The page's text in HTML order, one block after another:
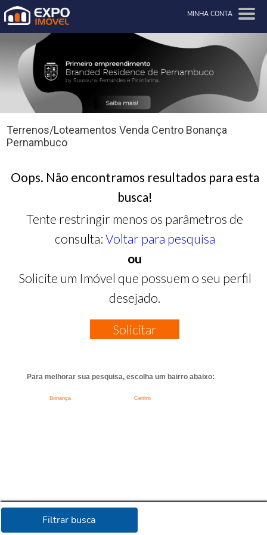
MINHA CONTA
Filtrar busca
Terrenos/Loteamentos Venda Centro Bonança
Pernambuco
Oops. Não encontramos resultados para esta
busca!
Tente restringir menos os parâmetros de
consulta: Voltar para pesquisa
ou
Solicite um Imóvel que possuem o seu perfil
desejado.
Solicitar
Para melhorar sua pesquisa, escolha um bairro abaixo:
Bonança Centro